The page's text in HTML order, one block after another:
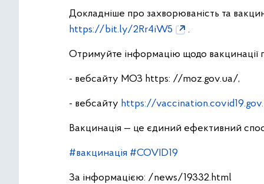
Докладніше про захворюваність та
https://bit.ly/2Rr4iW5
.
Отримуйте інформацію щодо вакцинації
- вебсайту МОЗ https: //moz.gov.ua/,
- вебсайту https://
Вакцинація — це єдиний ефективний
#вакцинація #COVID19
За інформацією: /news/19332.html